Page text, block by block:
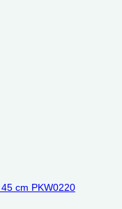
cm PKW0220